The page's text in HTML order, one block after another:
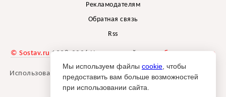
Рекламодателям
Обратная связь
Rss
© Sostav.ru 1998-2026 Независимый проектбрендингового
агентства Depot
Использование материалов Sostav.ru допустимо только при
указании источника.
Мы используем файлы cookie , чтобы
предоставить вам больше возможностей
при использовании сайта.